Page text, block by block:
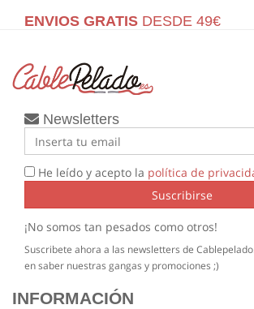
ENVIOS GRATIS DESDE 49€
Newsletters
He leído y acepto la política de
Suscribirse
¡No somos tan pesados como otros!
Suscribete ahora a las newsletters de
en saber nuestras gangas y promociones ;)
INFORMACIÓN